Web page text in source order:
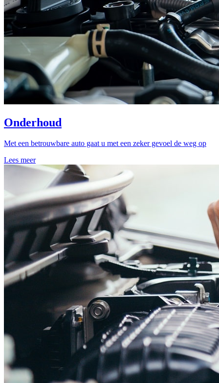
Onderhoud
Met een betrouwbare auto gaat u met een zeker gevoel de weg op
Lees meer